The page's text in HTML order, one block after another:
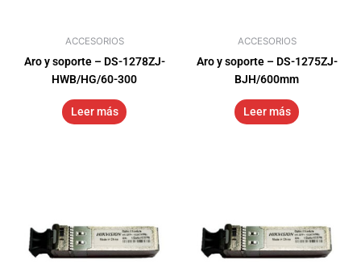
ACCESORIOS
Aro y soporte – DS-1278ZJ-
HWB/HG/60-300
Leer más
ACCESORIOS
Aro y soporte – DS-1275ZJ-
BJH/600mm
Leer más